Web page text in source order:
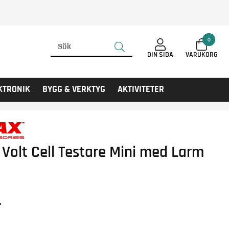
0
DIN SIDA
BYGG & VERKTYG AKTIVITETER
Cell Testare Mini med Larm